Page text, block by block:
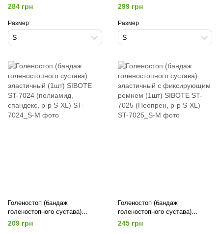
спандекс, р-р S-XL, черный)
284 грн
Размер
S
спандекс, р-р S-XL, черный)
299 грн
Размер
S
Голеностоп (бандаж
голеностопного сустава)
эластичный (1шт) SIBOTE ST-
7024 (полиамид, спандекс, р-р
209 грн
Голеностоп (бандаж
голеностопного сустава)
эластичный с фиксирующим
ремнем (1шт) SIBOTE ST-7025
245 грн